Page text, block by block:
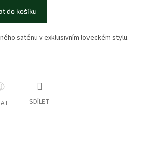
do košíku
saténu v exklusivním loveckém stylu.
SDÍLET